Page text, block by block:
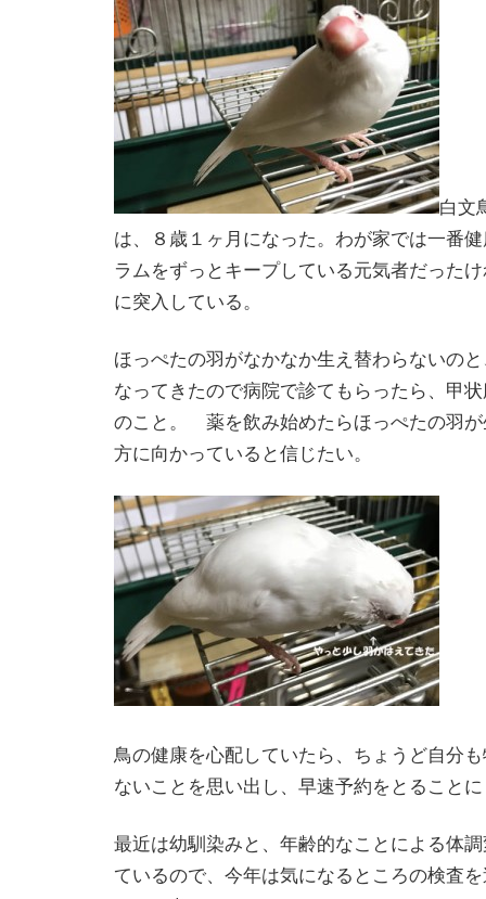
白文
は、８歳１ヶ月になった。わが家では一番
ラムをずっとキープしている元気者だった
に突入している。
ほっぺたの羽がなかなか生え替わらないの
なってきたので病院で診てもらったら、甲
のこと。 薬を飲み始めたらほっぺたの羽
方に向かっていると信じたい。
鳥の健康を心配していたら、ちょうど自分
ないことを思い出し、早速予約をとること
最近は幼馴染みと、年齢的なことによる体
ているので、今年は気になるところの検査